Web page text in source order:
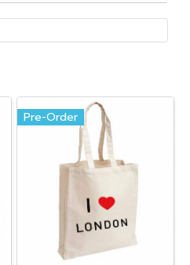
Pre-Order